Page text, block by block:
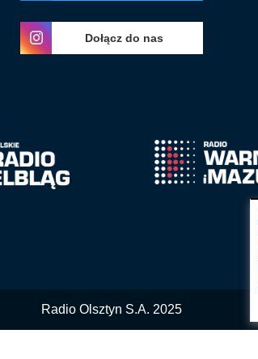
Dołącz do nas
Radio Olsztyn S.A. 2025